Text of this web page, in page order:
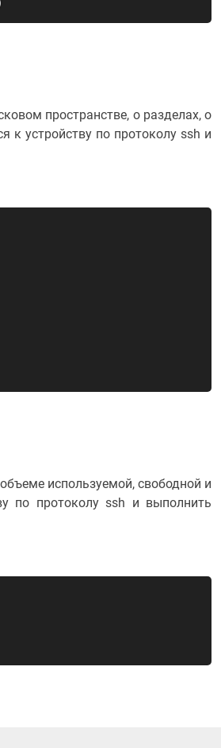
пространстве, о разделах, о
к устройству по протоколу ssh и
используемой, свободной и
по протоколу ssh и выполнить